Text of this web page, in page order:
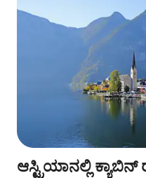
ಆಸ್ಟ್ರಿಯಾನಲ್ಲಿ